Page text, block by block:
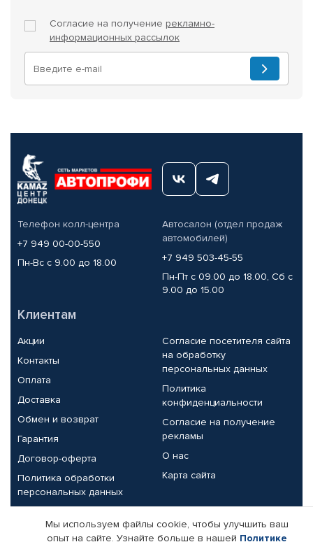
Согласие на получение рекламно-
информационных рассылок
Телефон колл-центра
+7 949 00-00-550
Пн-Вс с 9.00 до 18.00
Автосалон (отдел продаж
автомобилей)
+7 949 503-45-55
Пн-Пт с 09.00 до 18.00, Сб с
9.00 до 15.00
Клиентам
Акции
Контакты
Оплата
Доставка
Обмен и возврат
Гарантия
Договор-оферта
Политика обработки
персональных данных
Согласие посетителя сайта
на обработку
персональных данных
Политика
конфиденциальности
Согласие на получение
рекламы
О нас
Карта сайта
Партнерам
Мы используем файлы cookie, чтобы улучшить ваш
опыт на сайте. Узнайте больше в нашей Политике